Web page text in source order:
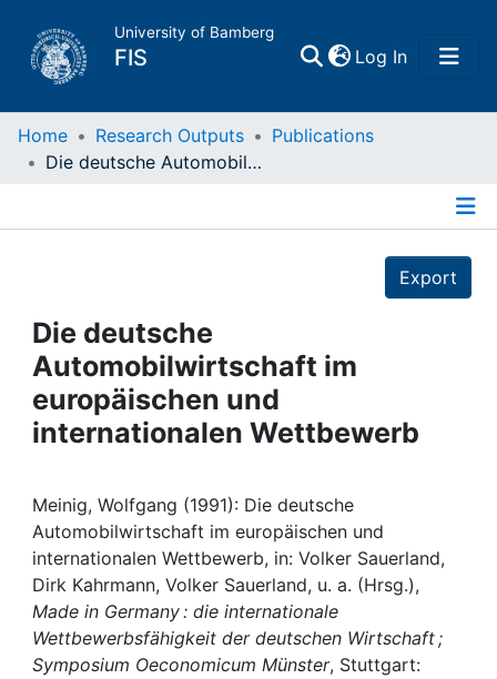
University of Bamberg
FIS Log In(current)
Home
Projects
People
Institutions
Awards
My FIS
Help
Home Research Outputs
Publications
Die deutsche Automobilwirtschaft im europäischen und internationalen Wettbewerb
Export
Die deutsche
Automobilwirtschaft im
europäischen und
internationalen Wettbewerb
Meinig, Wolfgang (1991): Die deutsche
Automobilwirtschaft im europäischen und
internationalen Wettbewerb, in: Volker Sauerland,
Dirk Kahrmann, Volker Sauerland, u. a. (Hrsg.),
Made in Germany : die internationale
Wettbewerbsfähigkeit der deutschen Wirtschaft ;
Symposium Oeconomicum Münster, Stuttgart: